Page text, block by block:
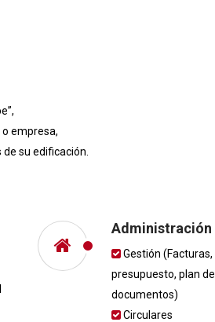
empresa,
su edificación.
Administración
Gestión (Facturas,
presupuesto, plan
documentos)
Circulares